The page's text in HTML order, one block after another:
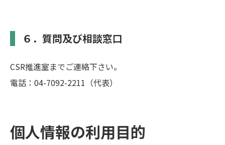
６．質問及び相談窓口
CSR推進室までご連絡下さい。
電話：04-7092-2211（代表）
個人情報の利用目的